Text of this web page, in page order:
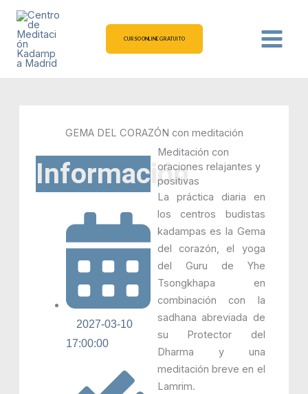
contenido
CURSO ONLINE GRATUITO
GEMA DEL CORAZÓN con meditación
Información
2027-03-10
17:00:00
Meditación con
oraciones relajantes y
positivas
La práctica diaria en
los centros budistas
kadampas es la Gema
del corazón, el yoga
del Guru de Yhe
Tsongkhapa en
combinación con la
sadhana abreviada de
su Protector del
Dharma y una
meditación breve en el
Lamrim.